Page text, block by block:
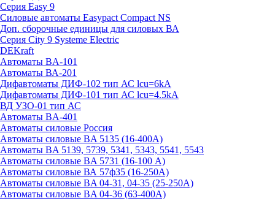
Серия Easy 9
Силовые автоматы Easypact Compact NS
Доп. сборочные единицы для силовых ВА
Серия City 9 Systeme Electric
DEKraft
Автоматы BA-101
Автоматы ВА-201
Дифавтоматы ДИФ-102 тип АС lcu=6kA
Дифавтоматы ДИФ-101 тип АС lcu=4.5kA
ВД УЗО-01 тип АС
Автоматы BA-401
Автоматы силовые Россия
Автоматы силовые BA 5135 (16-400А)
Автоматы BA 5139, 5739, 5341, 5343, 5541, 5543
Автоматы силовые BA 5731 (16-100 А)
Автоматы силовые ВА 57ф35 (16-250А)
Автоматы силовые BA 04-31, 04-35 (25-250А)
Автоматы силовые BA 04-36 (63-400А)